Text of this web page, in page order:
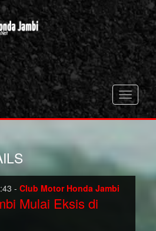
Toggle
- Club Motor Honda Jambi
Mulai Eksis di